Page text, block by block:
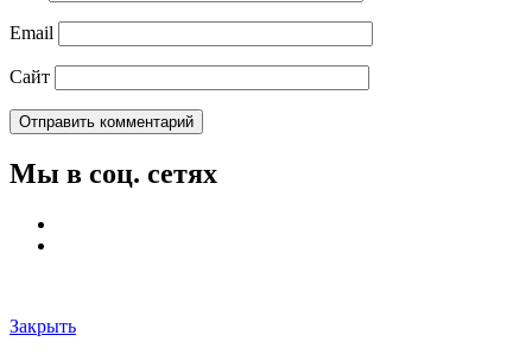
Email
Сайт
Мы в соц. сетях
Закрыть